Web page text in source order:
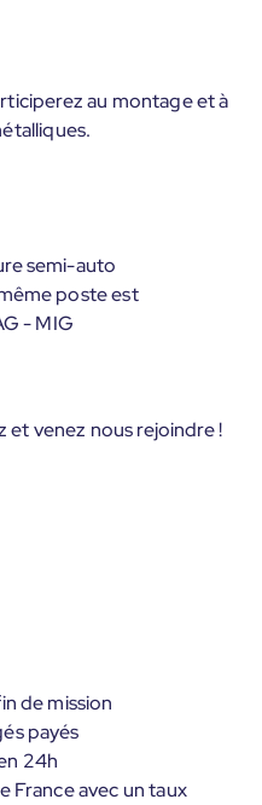
au montage et à
semi-auto
poste est
- MIG
et venez nous rejoindre !
de mission
payés
24h
France avec un taux